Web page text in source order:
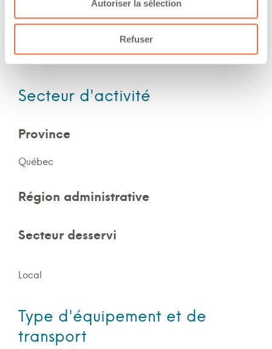
Autoriser la sélection
Refuser
Expérience
Nombre d'années d'expériences 1 an
Secteur d'activité
Province
Québec
Région administrative
Secteur desservi
Local
Type d'équipement et de
transport